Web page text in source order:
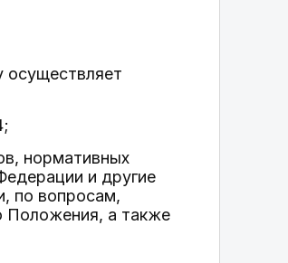
осуществляет
нормативных
и другие
по вопросам,
Положения, а также